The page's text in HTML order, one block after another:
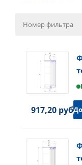
917,20 руб.